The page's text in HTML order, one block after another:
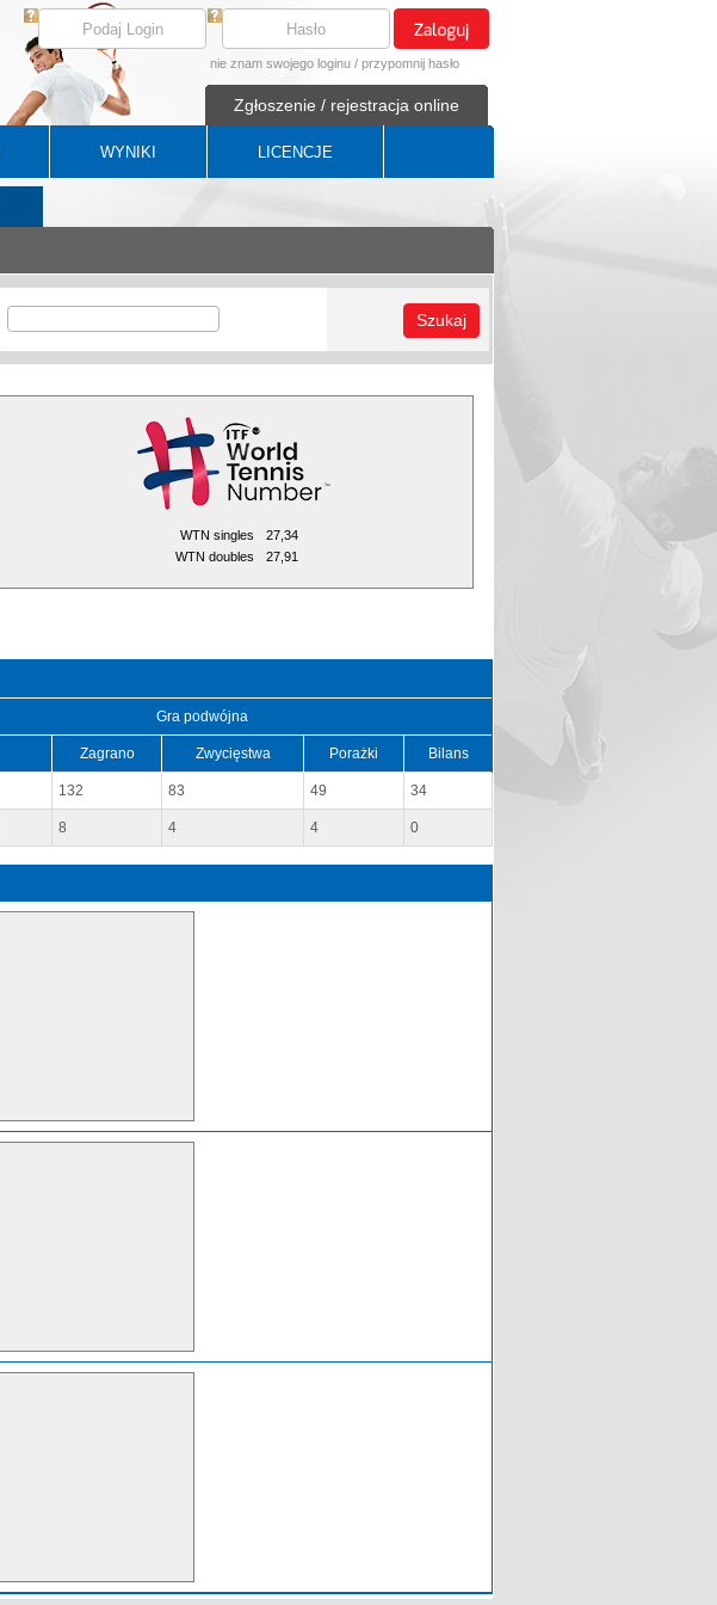
nie znam swojego loginu / przypomnij hasło
Zgłoszenie / rejestracja online
WYNIKI LICENCJE
Szukaj
WTN singles
27,34
WTN doubles
27,91
Gra podwójna
Zagrano Zwycięstwa Porażki Bilans
132 83 49 34
8 4 4 0